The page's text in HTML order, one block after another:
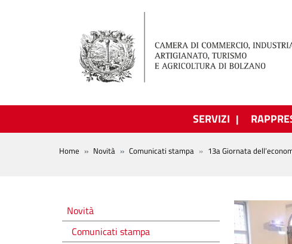
SERVIZI
BREADCRUMB
Home Novità Comunicati stampa 13a Giornata
Novità
Novità
Comunicati stampa